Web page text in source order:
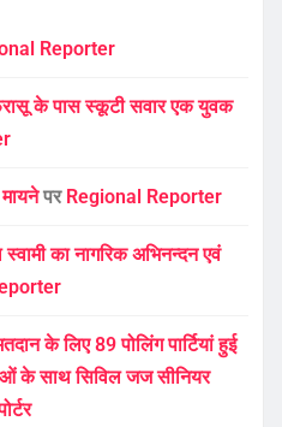
Reporter
के पास स्कूटी सवार एक युवक
पर Regional Reporter
का नागरिक अभिनन्दन एवं
के लिए 89 पोलिंग पार्टियां हुई
के साथ सिविल जज सीनियर